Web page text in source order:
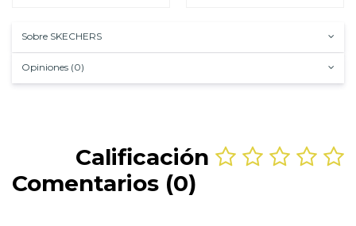
Sobre SKECHERS
Opiniones (0)
Calificación
Comentarios (0)